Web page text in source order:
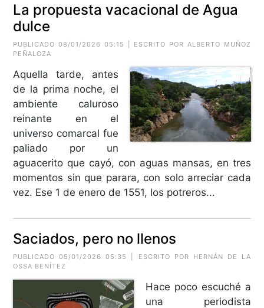
La propuesta vacacional de Agua
dulce
PUBLICADO 08/01/2026 05:15 | ESCRITO POR ALBERTO MUÑOZ
PEÑALOZA
Aquella tarde, antes
de la prima noche, el
ambiente caluroso
reinante en el
universo comarcal fue
paliado por un
aguacerito que cayó, con aguas mansas, en tres
momentos sin que parara, con solo arreciar cada
vez. Ese 1 de enero de 1551, los potreros...
Saciados, pero no llenos
PUBLICADO 05/01/2026 05:35 | ESCRITO POR
HERNÁN DE LA
OSSA BENÍTEZ
Hace poco escuché a
una periodista